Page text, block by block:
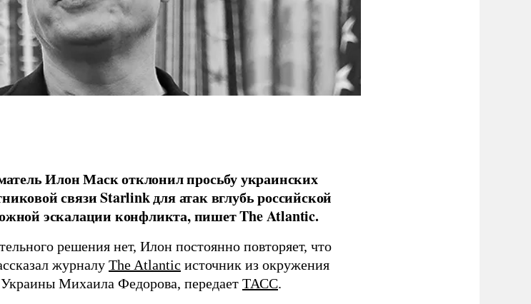
Илон Маск отклонил просьбу украинских
связи Starlink для атак вглубь российской
эскалации конфликта, пишет The Atlantic.
решения нет, Илон постоянно повторяет, что
журналу The Atlantic источник из окружения
Михаила Федорова, передает ТАСС.